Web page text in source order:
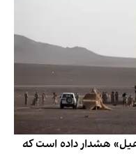
هشدار داده است که